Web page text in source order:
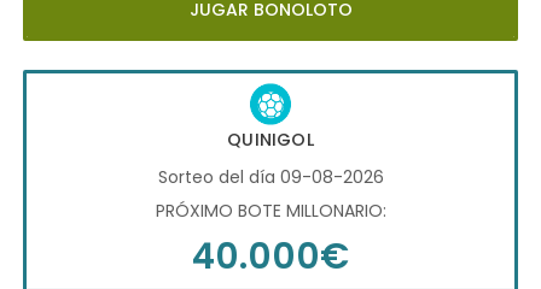
JUGAR BONOLOTO
QUINIGOL
Sorteo del día 09-08-2026
PRÓXIMO BOTE MILLONARIO:
40.000€